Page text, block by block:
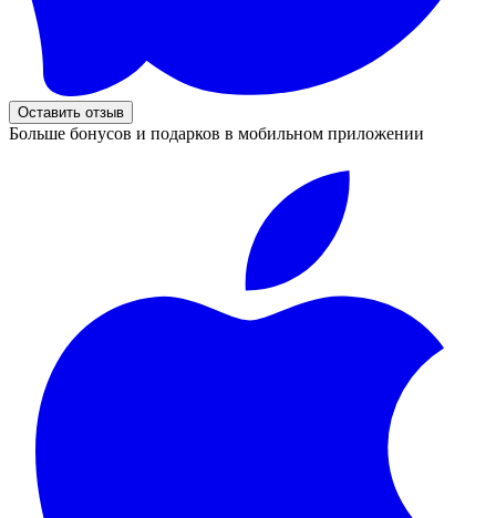
Оставить отзыв
Больше бонусов и подарков в мобильном приложении